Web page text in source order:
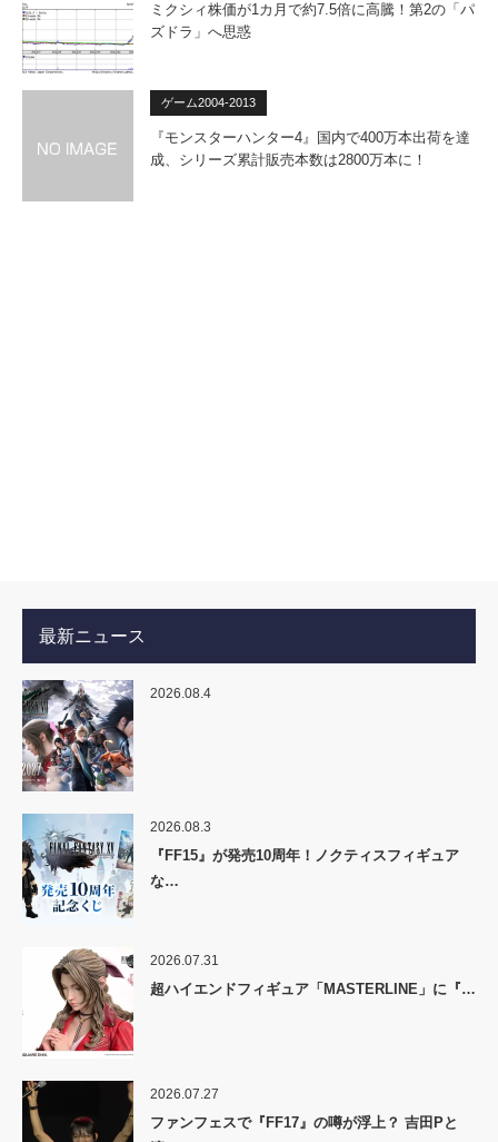
ミクシィ株価が1カ月で約7.5倍に高騰！第2の「パ
ズドラ」へ思惑
ゲーム2004-2013
『モンスターハンター4』国内で400万本出荷を達
成、シリーズ累計販売本数は2800万本に！
最新ニュース
2026.08.4
2026.08.3
『FF15』が発売10周年！ノクティスフィギュア
な…
2026.07.31
超ハイエンドフィギュア「MASTERLINE」に『…
2026.07.27
ファンフェスで『FF17』の噂が浮上？ 吉田Pと